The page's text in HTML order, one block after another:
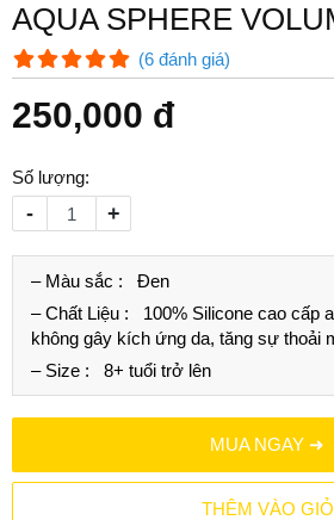
AQUA SPHERE
(6 đánh giá)
250,000 đ
Số lượng:
- +
– Màu sắc : Đen
– Chất Liệu :
100% Silicone cao cấp
không gây kích ứng da, tăng sự thoải
– Size :
8+ tuổi trở lên
MUA NGAY ➜
THÊM VÀO GIỎ